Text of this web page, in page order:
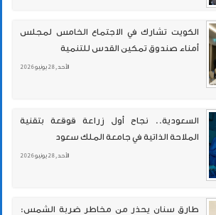
الكويت تشارك في الاجتماع الخامس لمجلس
أمناء صندوق تمكين القدس للتنمية
الأحد , 28 يونيو 2026
السعودية.. نجاح أول زراعة قوقعة بتقنية
الملاحة الذاتية في جامعة الملك سعود
الأحد , 28 يونيو 2026
طارق سنان يحذر من مخاطر ضربة الشمس: